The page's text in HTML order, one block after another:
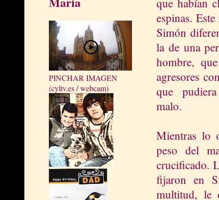
PINCHAR IMAGEN
(cyltv.es / webcam)
espinas.
Simón
la de una
hombre,
agresores
que
malo.
Mientras lo
peso del
crucificado.
fijaron en
multitud, le